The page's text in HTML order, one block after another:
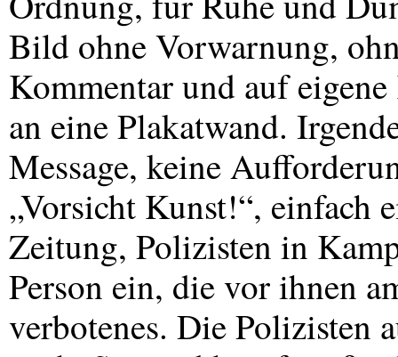
Bild ohne Vorwarnung,
Kommentar und auf
an eine Plakatwand.
Message, keine
„Vorsicht Kunst!“, einfach
Zeitung, Polizisten in
Person ein, die vor ihnen
verbotenes. Die Polizisten